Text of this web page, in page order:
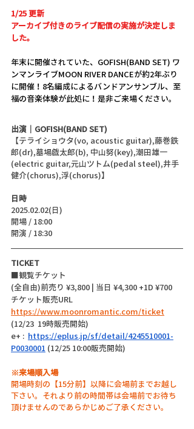
1/25 更新
アーカイブ付きのライブ配信の実施が決定しま
した。
年末に開催されていた、GOFISH(BAND SET) ワ
ンマンライブMOON RIVER DANCEが約2年ぶり
に開催！8名編成によるバンドアンサンブル、至
福の音楽体験が此処に！是非ご来場ください。
出演｜GOFISH(BAND SET)
【テライショウタ(vo, acoustic guitar),藤巻鉄
郎(dr),墓場戯太郎(b), 中山努(key),潮田雄一
(electric guitar,元山ツトム(pedal steel),井手
健介(chorus),浮(chorus)】
日時
2025.02.02(日)
開場 / 18:00
開演 / 18:30
TICKET
■観覧チケット
(全自由)前売り ¥3,800 | 当日 ¥4,300 +1D ¥700
チケット販売URL
https://www.moonromantic.com/ticket
(12/23  19時販売開始)
e+ : https://eplus.jp/sf/detail/4245510001-
P0030001 (12/25 10:00販売開始)
※来場順入場
開場時刻の【15分前】以降に会場前までお越し
下さい。それより前の時間帯は会場前でお待ち
頂けませんのであらかじめご了承ください。